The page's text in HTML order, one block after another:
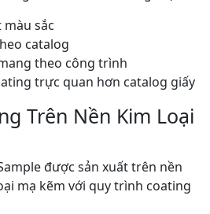
màu sắc
catalog
theo công trình
trực quan hơn catalog giấy
Trên Nền Kim Loại
được sản xuất trên nền
mạ kẽm với quy trình coating